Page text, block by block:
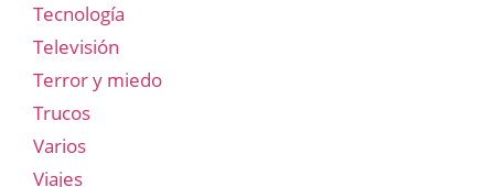
Tecnología
Televisión
Terror y miedo
Trucos
Varios
Viajes